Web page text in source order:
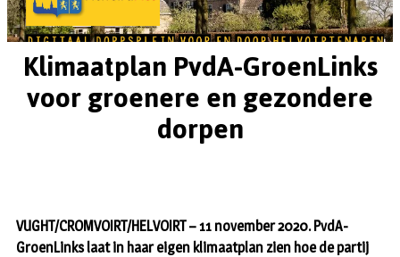
Klimaatplan PvdA-GroenLinks
voor groenere en gezondere
dorpen
VUGHT/CROMVOIRT/HELVOIRT – 11 november 2020. PvdA-
GroenLinks laat in haar eigen klimaatplan zien hoe de partij